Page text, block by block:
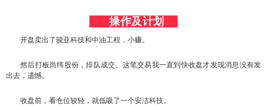
操作及计划
开盘卖出了骏亚科技和中油工程，小赚。
然后打板尚纬股份，排队成交。这笔交易我一直到快收盘才发现消息没有发
出去，遗憾。
收盘前，看仓位较轻，就低吸了一个安洁科技。